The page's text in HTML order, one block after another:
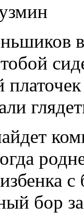
в
с
бор